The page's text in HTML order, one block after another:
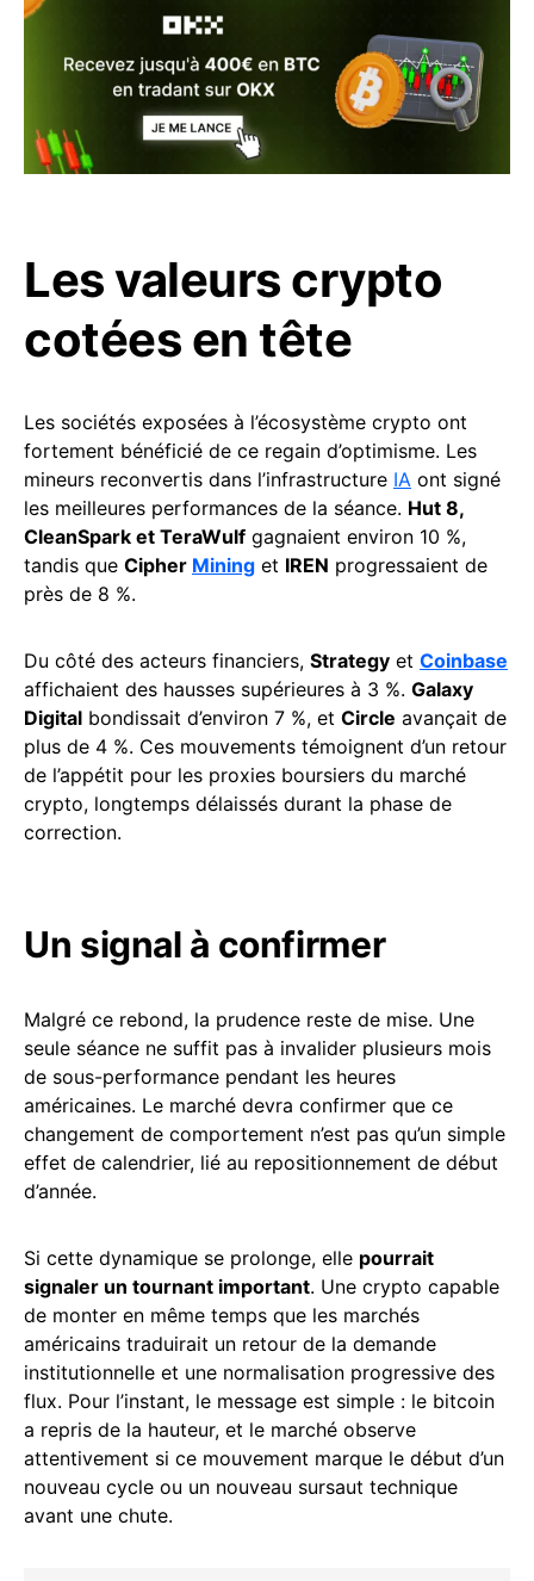
Les valeurs crypto
cotées en tête
Les sociétés exposées à l’écosystème crypto ont
fortement bénéficié de ce regain d’optimisme. Les
mineurs reconvertis dans l’infrastructure IA ont signé
les meilleures performances de la séance. Hut 8,
CleanSpark et TeraWulf gagnaient environ 10 %,
tandis que Cipher Mining et IREN progressaient de
près de 8 %.
Du côté des acteurs financiers, Strategy et Coinbase
affichaient des hausses supérieures à 3 %. Galaxy
Digital bondissait d’environ 7 %, et Circle avançait de
plus de 4 %. Ces mouvements témoignent d’un retour
de l’appétit pour les proxies boursiers du marché
crypto, longtemps délaissés durant la phase de
correction.
Un signal à confirmer
Malgré ce rebond, la prudence reste de mise. Une
seule séance ne suffit pas à invalider plusieurs mois
de sous-performance pendant les heures
américaines. Le marché devra confirmer que ce
changement de comportement n’est pas qu’un simple
effet de calendrier, lié au repositionnement de début
d’année.
Si cette dynamique se prolonge, elle pourrait
signaler un tournant important. Une crypto capable
de monter en même temps que les marchés
américains traduirait un retour de la demande
institutionnelle et une normalisation progressive des
flux. Pour l’instant, le message est simple : le bitcoin
a repris de la hauteur, et le marché observe
attentivement si ce mouvement marque le début d’un
nouveau cycle ou un nouveau sursaut technique
avant une chute.